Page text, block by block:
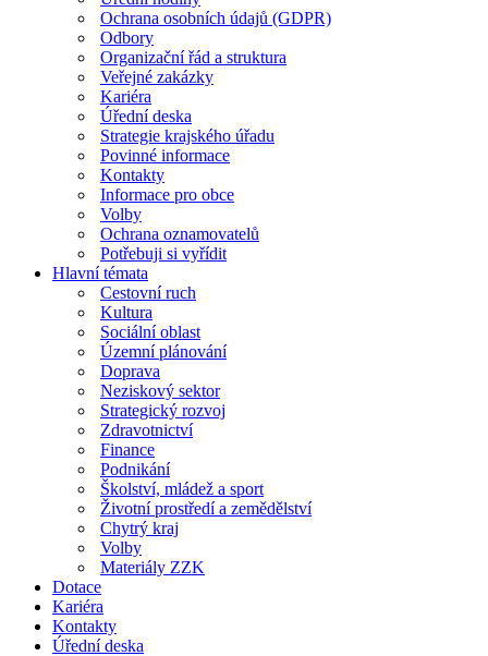
Ochrana osobních údajů (GDPR)
Odbory
Organizační řád a struktura
Veřejné zakázky
Kariéra
Úřední deska
Strategie krajského úřadu
Povinné informace
Kontakty
Informace pro obce
Volby
Ochrana oznamovatelů
Potřebuji si vyřídit
Hlavní témata
Cestovní ruch
Kultura
Sociální oblast
Územní plánování
Doprava
Neziskový sektor
Strategický rozvoj
Zdravotnictví
Finance
Podnikání
Školství, mládež a sport
Životní prostředí a zemědělství
Chytrý kraj
Volby
Materiály ZZK
Dotace
Kariéra
Kontakty
Úřední deska